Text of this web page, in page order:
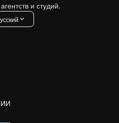
и студий.
ИИ